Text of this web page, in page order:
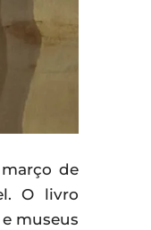
de
O livro
museus